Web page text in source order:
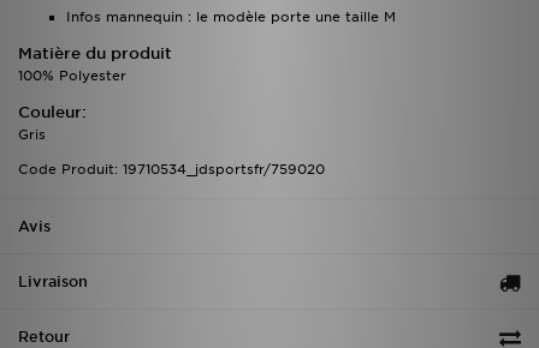
Infos mannequin : le modèle porte une taille M
Matière du produit
100% Polyester
Couleur:
Gris
Code Produit: 19710534_jdsportsfr/759020
Avis
Livraison
Retour